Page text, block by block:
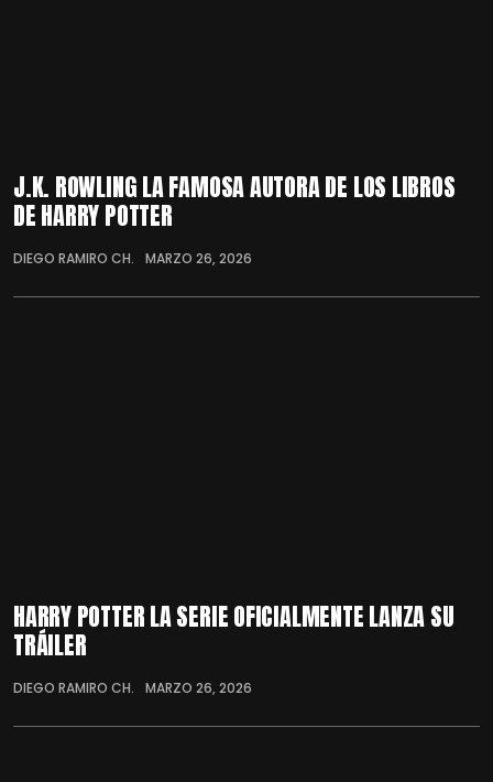
J.K. ROWLING LA FAMOSA AUTORA DE LOS LIBROS
DE HARRY POTTER
DIEGO RAMIRO CH. MARZO 26, 2026
HARRY POTTER LA SERIE OFICIALMENTE LANZA SU
TRÁILER
DIEGO RAMIRO CH. MARZO 26, 2026